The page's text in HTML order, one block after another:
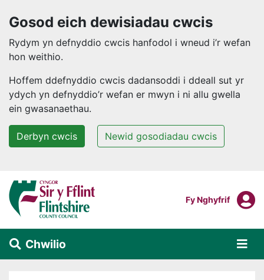
Gosod eich dewisiadau cwcis
Rydym yn defnyddio cwcis hanfodol i wneud i’r wefan
hon weithio.
Hoffem ddefnyddio cwcis dadansoddi i ddeall sut yr
ydych yn defnyddio’r wefan er mwyn i ni allu gwella
ein gwasanaethau.
Derbyn cwcis Newid gosodiadau cwcis
Neidio i'r prif gynnwys
Mewngofnodi I
Fy Nghyfrif
Chwilio